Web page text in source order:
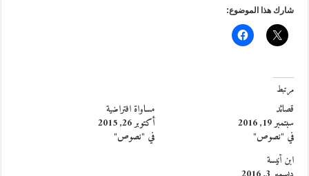
شارك هذا الموضوع:
مرتبط
قصائد
سبتمبر 19, 2016
في "نصوص"
مساواة افتراضية
أكتوبر 26, 2015
في "نصوص"
ابن أنيسة